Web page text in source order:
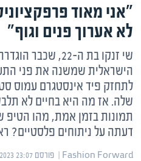
"אני מאוד
לא אערוך פנים וגוף"
שי זנקו בת ה-22,
הישראלית שמשנה את פני
לתחזק פיד אינסטגרם עמוס
שלה. אז מה היא בחיים לא
תמונות בזמן אמת, מהו הטיפ
דעתה על ניתוחים פלסטיים?
Fashion Forward | ‏ פורסם ‎04/01/2023 23:07